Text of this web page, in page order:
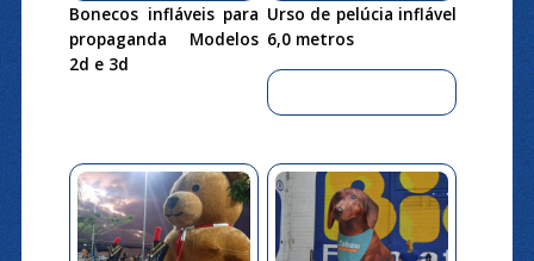
Bonecos infláveis para
propaganda Modelos
2d e 3d
Urso de pelúcia inflável
6,0 metros